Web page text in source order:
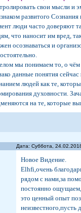
свои мысли и
развитого
люди часто доверяют
что наносит им вред,
осознаваться и
мы понимаем то, о
данные понятия
людей как те,
духовности.
на те, которые
Дата: Суббота,
Новое Видение.
Elhfi,очень
рядом с нами,за
постоянно
это ценный опыт
неизвестного,пусть